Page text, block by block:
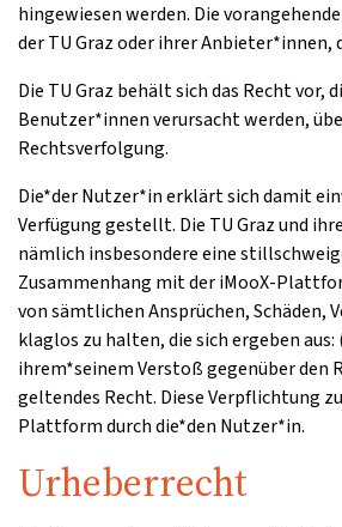
hingewiesen werden. Die
der TU Graz oder ihrer
Die TU Graz behält sich das Recht
Benutzer*innen verursacht werden,
Rechtsverfolgung.
Die*der Nutzer*in erklärt sich damit
Verfügung gestellt. Die TU Graz und
nämlich insbesondere eine
Zusammenhang mit der iMooX-
von sämtlichen Ansprüchen, Schäden,
klaglos zu halten, die sich ergeben
ihrem*seinem Verstoß gegenüber
geltendes Recht. Diese Verpflichtung
Plattform durch die*den Nutzer*in.
Urheberrecht